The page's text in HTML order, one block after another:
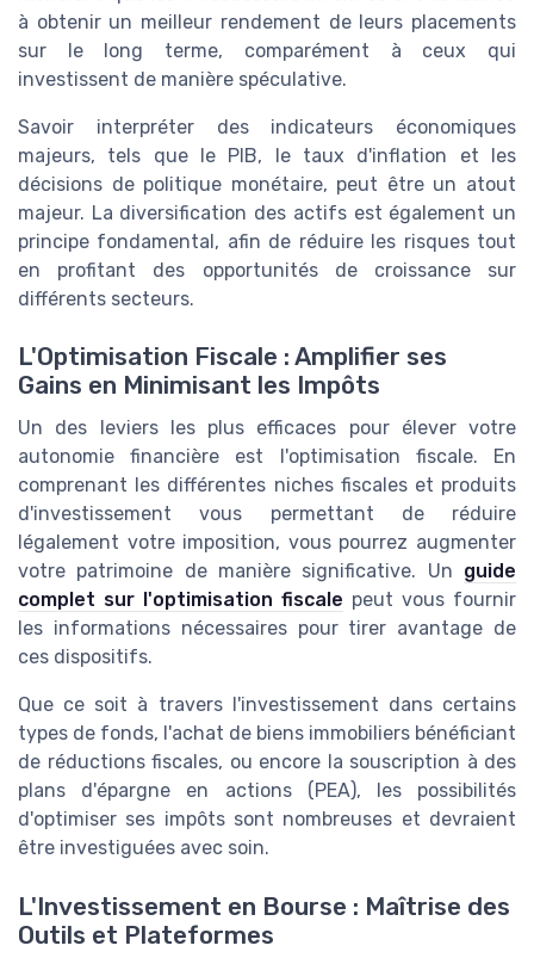
à obtenir un meilleur rendement de leurs placements
sur le long terme, comparément à ceux qui
investissent de manière spéculative.
Savoir interpréter des indicateurs économiques
majeurs, tels que le PIB, le taux d'inflation et les
décisions de politique monétaire, peut être un atout
majeur. La diversification des actifs est également un
principe fondamental, afin de réduire les risques tout
en profitant des opportunités de croissance sur
différents secteurs.
L'Optimisation Fiscale : Amplifier ses
Gains en Minimisant les Impôts
Un des leviers les plus efficaces pour élever votre
autonomie financière est l'optimisation fiscale. En
comprenant les différentes niches fiscales et produits
d'investissement vous permettant de réduire
légalement votre imposition, vous pourrez augmenter
votre patrimoine de manière significative. Un guide
complet sur l'optimisation fiscale peut vous fournir
les informations nécessaires pour tirer avantage de
ces dispositifs.
Que ce soit à travers l'investissement dans certains
types de fonds, l'achat de biens immobiliers bénéficiant
de réductions fiscales, ou encore la souscription à des
plans d'épargne en actions (PEA), les possibilités
d'optimiser ses impôts sont nombreuses et devraient
être investiguées avec soin.
L'Investissement en Bourse : Maîtrise des
Outils et Plateformes